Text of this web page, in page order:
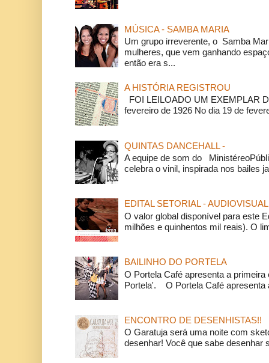
MÚSICA - SAMBA MARIA
Um grupo irreverente, o Samba
mulheres, que vem ganhando
então era s...
A HISTÓRIA REGISTROU
FOI LEILOADO UM EXEMPLAR
fevereiro de 1926 No dia 19 de
QUINTAS DANCEHALL -
A equipe de som do
celebra o vinil, inspirada nos bailes
EDITAL SETORIAL - AUDIOVISUAL
O valor global disponível para este
milhões e quinhentos mil reais). O
BAILINHO DO PORTELA
O Portela Café apresenta a
Portela'. O Portela Café apresenta
ENCONTRO DE DESENHISTAS!!
O Garatuja será uma noite com
desenhar! Você que sabe desenhar